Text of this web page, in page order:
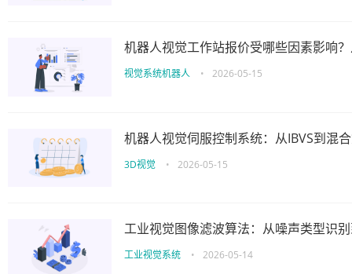
机器人视觉工作站报价受哪些因素影响
视觉系统机器人 • 2026-05-15
机器人视觉伺服控制系统：从IBVS到混
3D视觉 • 2026-05-15
工业视觉图像滤波算法：从噪声类型识
工业视觉系统 • 2026-05-14